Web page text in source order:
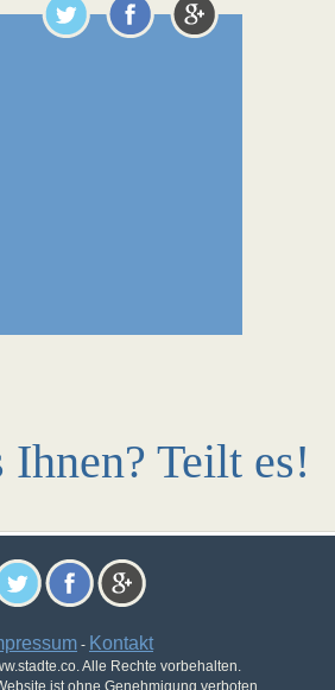
Teilt es!
- Kontakt
Alle Rechte vorbehalten.
ist ohne Genehmigung verboten.